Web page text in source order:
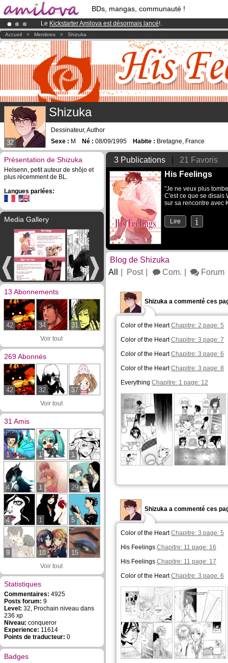
BDs, mangas, communauté !
Le Kickstarter Amilova est désormais lancé!.
Déjà 100000membreset 1000BDs & Mangas!
Abonnement premium: à partir de3.95 eurospar mois !Clique ici
Accueil > Membres > Shizuka
32
Shizuka
Dessinateur, Author
Sexe : M Né : 08/09/1995 Habite : Bretagne, France
Présentation de Shizuka
Helsenn, petit auteur de shôjo et
plus récemment de BL.
Langues parlées:
Media Gallery
13 Abonnements
42 34 31
Voir tout
269 Abonnés
42 32 37
Voir tout
31 Amis
1 1 1
4 1 29
4 1 5
9 18 15
Voir tout
Statistiques
Commentaires: 4925
Posts forum: 9
Level: 32, Prochain niveau dans
236 xp
Niveau: conqueror
Experience: 11614
Points de traducteur: 0
Badges
3 Publications
21 Favoris
His Feelings
"Je ne veux plus
C'est ce que se disais
sur sa rencontre avec
Lire
Blog de Shizuka
All
Post Com. Forum
Shizuka a commenté ces
Color of the HeartChapitre: 2 page: 5
Color of the HeartChapitre: 3 page: 7
Color of the HeartChapitre: 3 page: 6
Color of the HeartChapitre: 3 page: 8
Everything Chapitre: 1 page: 12
Shizuka a commenté ces
Color of the HeartChapitre: 3 page: 5
His Feelings Chapitre: 11 page: 16
His Feelings Chapitre: 11 page: 17
Color of the HeartChapitre: 3 page: 6